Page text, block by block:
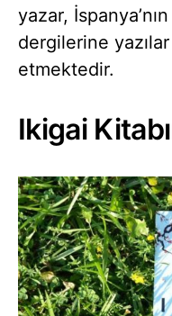
yazar,
dergilerine
etmektedir.
Ikigai